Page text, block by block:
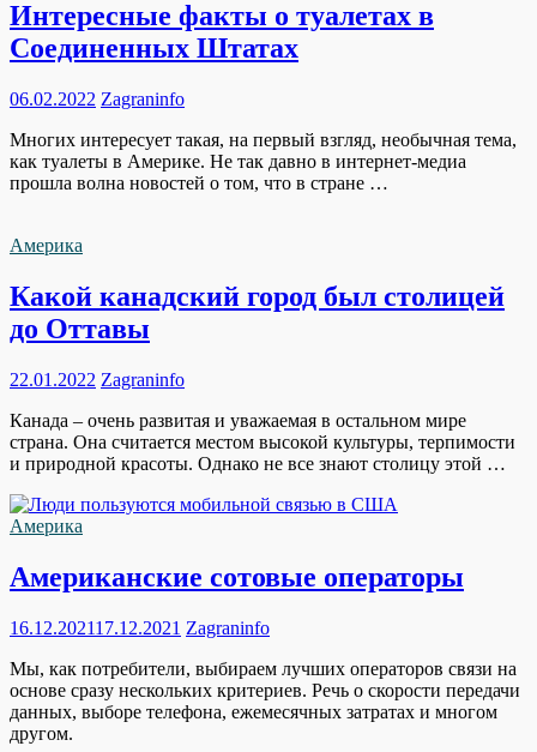
Интересные факты о туалетах в
Соединенных Штатах
06.02.2022 Zagraninfo
Многих интересует такая, на первый взгляд, необычная тема,
как туалеты в Америке. Не так давно в интернет-медиа
прошла волна новостей о том, что в стране …
Америка
Какой канадский город был столицей
до Оттавы
22.01.2022 Zagraninfo
Канада – очень развитая и уважаемая в остальном мире
страна. Она считается местом высокой культуры, терпимости
и природной красоты. Однако не все знают столицу этой …
Америка
Американские сотовые операторы
16.12.202117.12.2021 Zagraninfo
Мы, как потребители, выбираем лучших операторов связи на
основе сразу нескольких критериев. Речь о скорости передачи
данных, выборе телефона, ежемесячных затратах и многом
другом.